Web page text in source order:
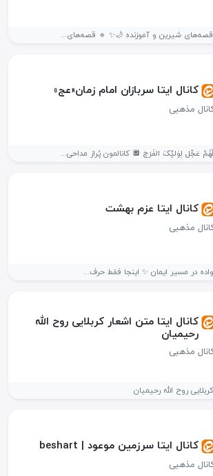
شیرین و آموزنده 🌙✨ 🔹 قصه‌های...
کانال ایتا سربازان امام زمان«عج»
مذهبی
عَجِّل لِوَلیِّکَ الفَرَج 🔲 کانالمون پُراز مداحی...
کانال ایتا عزم بهشت
مذهبی
در مسیر ایمان ✨ اینجا فقط حرف...
کانال ایتا متن اشعار کربلایی روح الله
رحیمیان
مذهبی
روح الله رحیمیان
کانال ایتا سرزمین موعود | beshart
مذهبی